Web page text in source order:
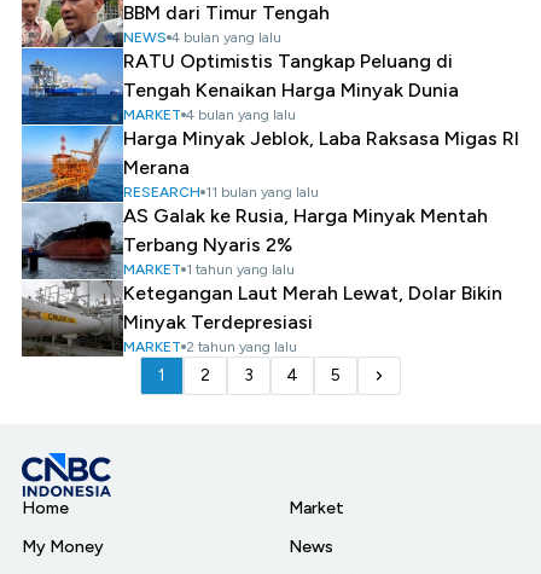
BBM dari Timur Tengah
NEWS 4 bulan yang lalu
RATU Optimistis Tangkap Peluang di
Tengah Kenaikan Harga Minyak Dunia
MARKET 4 bulan yang lalu
Harga Minyak Jeblok, Laba Raksasa Migas RI
Merana
RESEARCH 11 bulan yang lalu
AS Galak ke Rusia, Harga Minyak Mentah
Terbang Nyaris 2%
MARKET 1 tahun yang lalu
Ketegangan Laut Merah Lewat, Dolar Bikin
Minyak Terdepresiasi
MARKET 2 tahun yang lalu
1 2 3 4 5
Home
My Money
Market
News